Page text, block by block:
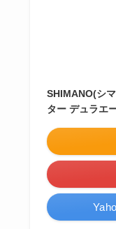
SHIMANO(シ
ター デュラエ